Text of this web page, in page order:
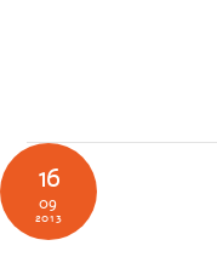
16
09
2013